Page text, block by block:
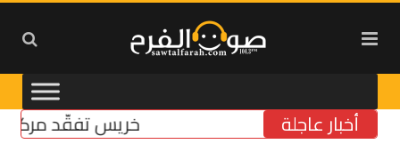
أخبار عاجلة خريس تفقّد مركز